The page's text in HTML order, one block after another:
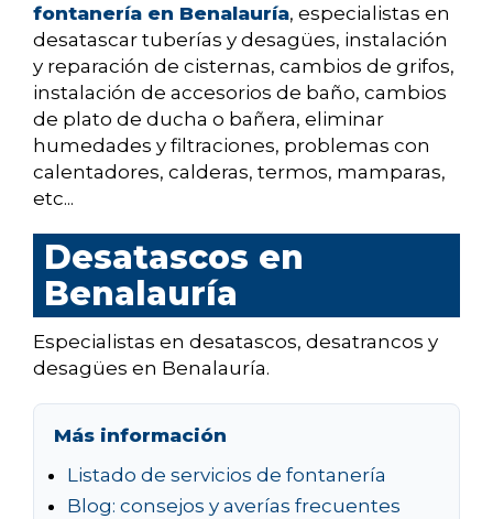
fontanería en Benalauría, especialistas en
desatascar tuberías y desagües, instalación
y reparación de cisternas, cambios de grifos,
instalación de accesorios de baño, cambios
de plato de ducha o bañera, eliminar
humedades y filtraciones, problemas con
calentadores, calderas, termos, mamparas,
etc...
Desatascos en
Benalauría
Especialistas en desatascos, desatrancos y
desagües en Benalauría.
Más información
Listado de servicios de fontanería
Blog: consejos y averías frecuentes